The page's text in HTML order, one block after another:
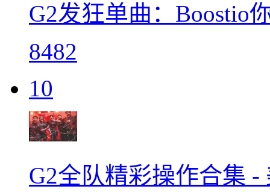
G2发狂单曲：Boostio
8482
10
G2全队精彩操作合集